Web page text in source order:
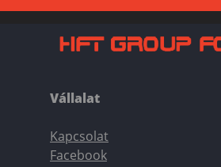
Vállalat
Kapcsolat
Facebook